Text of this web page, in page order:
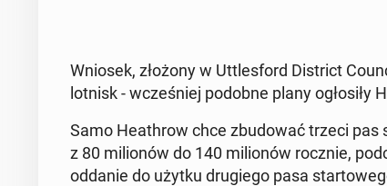
Wniosek, złożony w Ut­tles­ford Di­strict
lotnisk - wcze­śniej podobne plany ogło­si­ły
Samo He­ath­row chce zbu­do­wać trzeci
z 80 mi­lio­nów do 140 mi­lio­nów rocznie,
oddanie do użytku dru­gie­go pasa